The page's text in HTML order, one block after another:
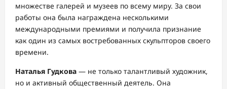
множестве галерей и музеев по всему миру. За свои
работы она была награждена несколькими
международными премиями и получила признание
как один из самых востребованных скульпторов своего
времени.
Наталья Гудкова — не только талантливый художник,
но и активный общественный деятель. Она